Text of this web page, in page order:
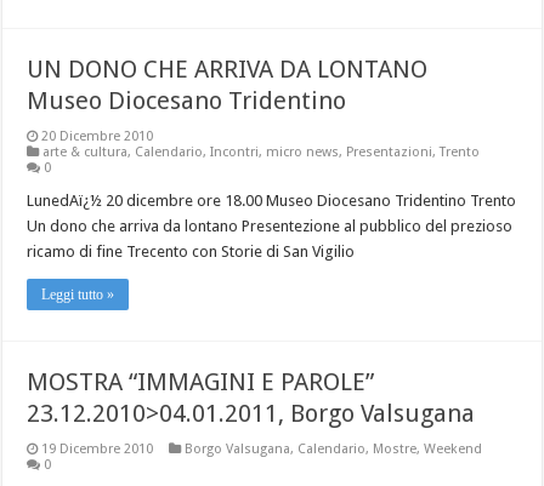
UN DONO CHE ARRIVA DA LONTANO
Museo Diocesano Tridentino
20 Dicembre 2010
arte & cultura, Calendario,Incontri, micro news, Presentazioni,Trento
0
LunedAï¿½ 20 dicembre ore 18.00 Museo Diocesano Tridentino Trento
Un dono che arriva da lontano Presentezione al pubblico del prezioso
ricamo di fine Trecento con Storie di San Vigilio
Leggi tutto »
MOSTRA “IMMAGINI E PAROLE”
23.12.2010>04.01.2011, Borgo Valsugana
19 Dicembre 2010 Borgo Valsugana, Calendario, Mostre,Weekend
0